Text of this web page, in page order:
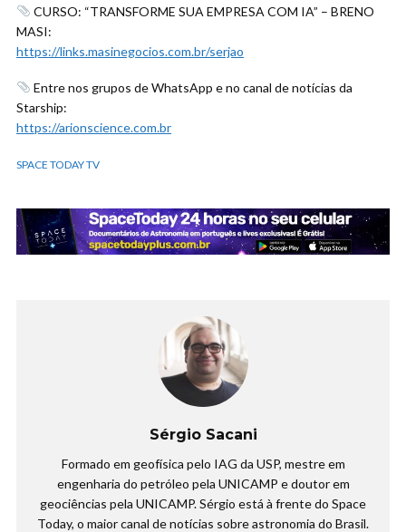
CURSO: “TRANSFORME SUA EMPRESA COM IA” – BRENO
MASI:
https://links.masinegocios.com.br/serjao
Entre nos grupos de WhatsApp e no canal de notícias da
Starship:
https://arionscience.com.br
SPACE TODAY TV
Sérgio Sacani
Formado em geofísica pelo IAG da USP, mestre em
engenharia do petróleo pela UNICAMP e doutor em
geociências pela UNICAMP. Sérgio está à frente do Space
Today, o maior canal de notícias sobre astronomia do Brasil.